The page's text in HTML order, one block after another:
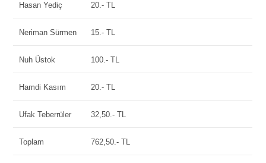
Hasan Yediç 20.- TL
Neriman Sürmen 15.- TL
Nuh Üstok 100.- TL
Hamdi Kasım 20.- TL
Ufak Teberrüler 32,50.- TL
Toplam 762,50.- TL